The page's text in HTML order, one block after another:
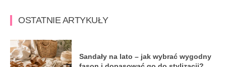
OSTATNIE ARTYKUŁY
Sandały na lato – jak wybrać wygodny